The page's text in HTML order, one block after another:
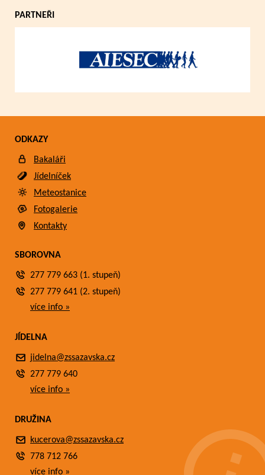
Divadelní představení pro
spolužáky.
Slavíme společně.
PARTNEŘI
ODKAZY
Bakaláři
Jídelníček
Meteostanice
Fotogalerie
Kontakty
SBOROVNA
277 779 663 (1. stupeň)
277 779 641 (2. stupeň)
více info »
JÍDELNA
jidelna@zssazavska.cz
277 779 640
více info »
DRUŽINA
kucerova@zssazavska.cz
778 712 766
více info »